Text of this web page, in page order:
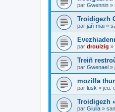
par Gwennin »
Troidigezh
par jañ-mai »
par drouizig »
Treiñ
par Gwenael »
mozilla
par lusk » jeu.
Troidigezh
par Giulia »